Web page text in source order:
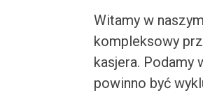
Witamy w
kompleksowy
kasjera. Podamy
powinno być